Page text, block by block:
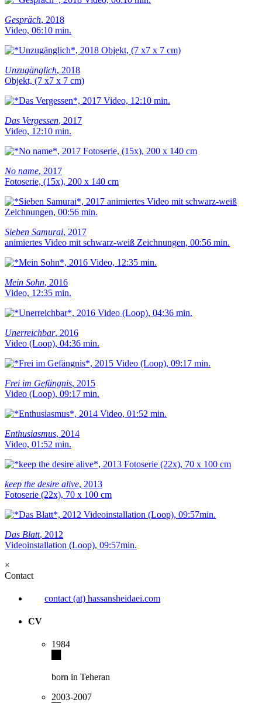
Gespräch, 2018
Video, 06:10 min.
Unzugänglich, 2018
Objekt, (7 x7 x 7 cm)
Das Vergessen, 2017
Video, 12:10 min.
No name, 2017
Fotoserie, (15x), 200 x 140 cm
Sieben Samurai, 2017
animiertes Video mit schwarz-weiß Zeichnungen, 00:56 min.
Mein Sohn, 2016
Video, 12:35 min.
Unerreichbar, 2016
Video (Loop), 04:36 min.
Frei im Gefängnis, 2015
Video (Loop), 09:17 min.
Enthusiasmus, 2014
Video, 01:52 min.
keep the desire alive, 2013
Fotoserie (22x), 70 x 100 cm
Das Blatt, 2012
Videoinstallation (Loop), 09:57min.
×
Contact
contact (at) hassansheidaei.com
CV
1984
born in Teheran
2003-2007